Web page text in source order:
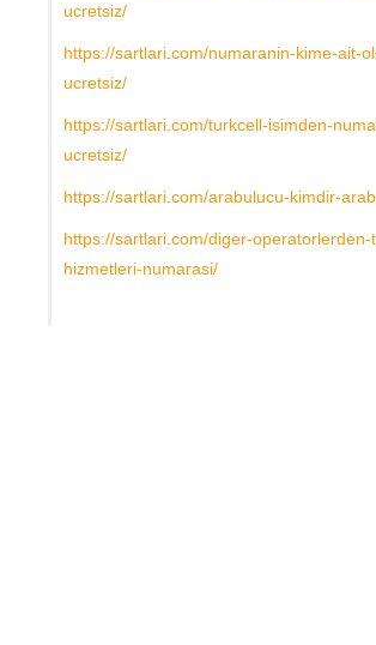
ucretsiz/
https://sartlari.com/numaranin-kime-ait-
ucretsiz/
https://sartlari.com/turkcell-isimden-
ucretsiz/
https://sartlari.com/arabulucu-kimdir-
https://sartlari.com/diger-operatorlerden-
hizmetleri-numarasi/